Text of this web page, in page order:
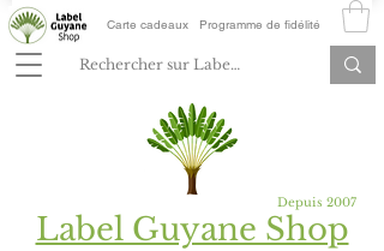
Carte cadeaux Programme de fidélité
Depuis 2007
Label Guyane Shop